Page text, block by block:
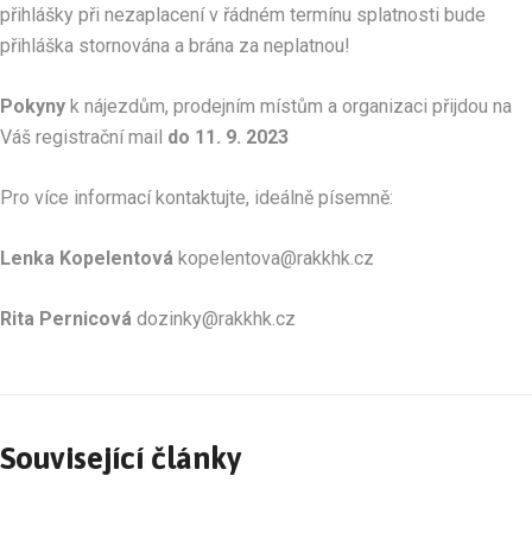
přihlášky při nezaplacení v řádném termínu splatnosti bude
přihláška stornována a brána za neplatnou!
Pokyny k nájezdům, prodejním místům a organizaci přijdou na
Váš registrační mail do 11. 9. 2023
Pro více informací kontaktujte, ideálně písemně:
Lenka Kopelentová kopelentova@rakkhk.cz
Rita Pernicová dozinky@rakkhk.cz
Související články